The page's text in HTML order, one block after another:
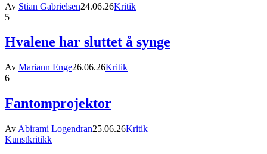
Av Stian Gabrielsen24.06.26Kritik
5
Hvalene har sluttet å synge
Av Mariann Enge26.06.26Kritik
6
Fantomprojektor
Av Abirami Logendran25.06.26Kritik
Kunstkritikk